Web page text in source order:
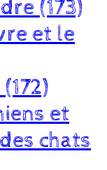
(173)
et le
et
chats